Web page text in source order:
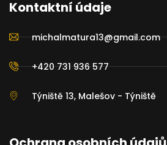
Kontaktní údaje
michalmatura13@gmail.com
+420 731 936 577
Týniště 13, Malešov - Týniště